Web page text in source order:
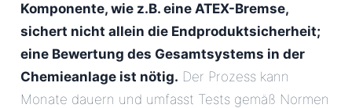
Komponente, wie z.B. eine ATEX-Bremse,
sichert nicht allein die Endproduktsicherheit;
eine Bewertung des Gesamtsystems in der
Chemieanlage ist nötig. Der Prozess kann
Monate dauern und umfasst Tests gemäß Normen